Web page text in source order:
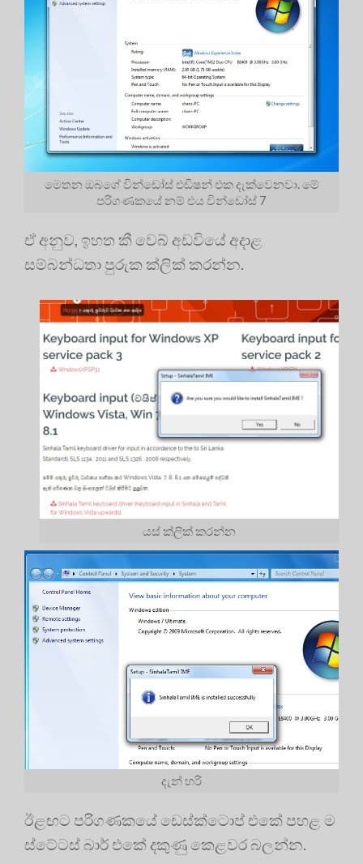
මෙතන ඔබගේ වින්ඩෝස් එඩිෂන් එක දැක්වෙනවා. මේ
පරිගණකයේ නම් එය වින්ඩෝස් 7
ඒ අනුව, ඉහත කී වෙබ් අඩවියේ අදාළ
සම්බන්ධතා පුරුක ක්ලික් කරන්න.
යස් ක්ලික් කරන්න
දැන් හරි
ඊළඟට පරිගණකයේ ඩෙස්ක්ටොප් එකේ පහළ ම
ස්ටේටස් බාර් එකේ දකුණු කෙළවර බලන්න.